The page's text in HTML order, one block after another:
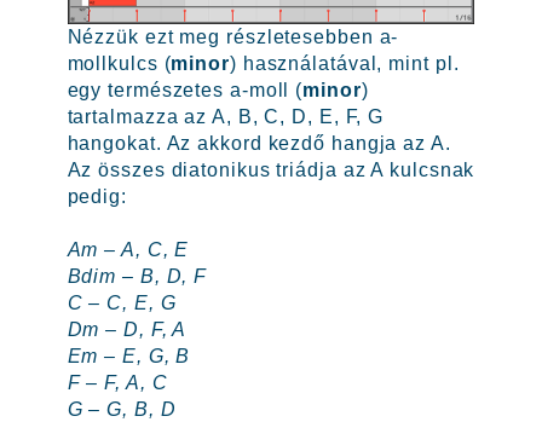
Nézzük ezt meg részletesebben a-
mollkulcs (minor) használatával, mint pl.
egy természetes a-moll (minor)
tartalmazza az A, B, C, D, E, F, G
hangokat. Az akkord kezdő hangja az A.
Az összes diatonikus triádja az A kulcsnak
pedig:
Am – A, C, E
Bdim – B, D, F
C – C, E, G
Dm – D, F, A
Em – E, G, B
F – F, A, C
G – G, B, D